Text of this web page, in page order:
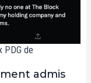
PDG de
admis